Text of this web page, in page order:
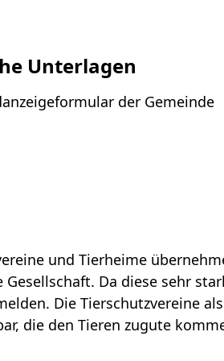
Unterlagen
der Gemeinde
und Tierheime
Gesellschaft. Da diese sehr
Die Tierschutzvereine
die den Tieren zugute